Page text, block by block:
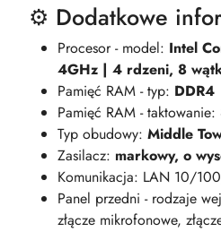
⚙️ Dodatkowe
Procesor - model: Intel
4GHz | 4 rdzeni, 8
Pamięć RAM - typ: DDR4
Pamięć RAM - taktowanie:
Typ obudowy: Middle
Zasilacz: markowy, o
Komunikacja: LAN 10/
Panel przedni - rodzaje
złącze mikrofonowe,